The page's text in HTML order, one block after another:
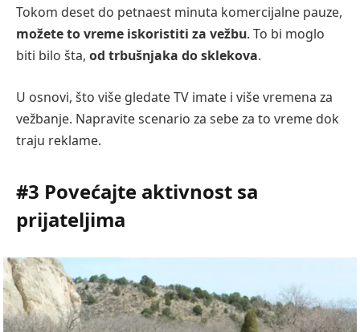
Tokom deset do petnaest minuta komercijalne pauze,
možete to vreme iskoristiti za vežbu. To bi moglo
biti bilo šta, od trbušnjaka do sklekova.
U osnovi, što više gledate TV imate i više vremena za
vežbanje. Napravite scenario za sebe za to vreme dok
traju reklame.
#3 Povećajte aktivnost sa
prijateljima